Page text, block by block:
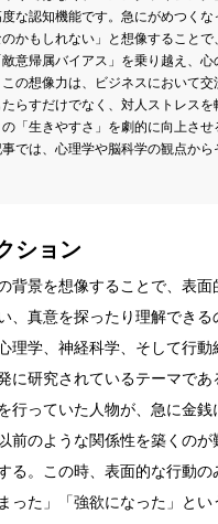
な認知機能です。急にがめつくな
のかもしれない」と想像することで
敵意帰属バイアス」を乗り越え、心
の想像力は、ビジネスにおいて交
らすだけでなく、対人ストレスを
「生きやすさ」を劇的に向上させ
では、心理学や脳科学の観点から
ション
背景を想像することで、表
、真意を探ったり理解できる
理学、神経科学、そして行動
に研究されているテーマであ
行っていた人物が、急に金銭
前のような関係性を築くの
る。この時、表面的な行動の
った」「強欲になった」と